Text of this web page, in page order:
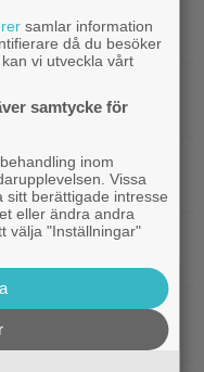
till en annan
gjorde sin
thriller
Witcher”
från
läsare
samlar information
då du besöker
vi utveckla vårt
samtycke för
inom
Vissa
sitt berättigade intresse
eller ändra andra
välja "Inställningar"